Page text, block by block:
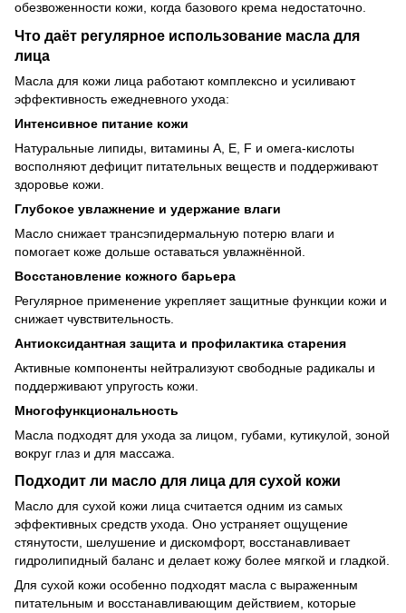
обезвоженности кожи, когда базового крема недостаточно.
Что даёт регулярное использование масла для
лица
Масла для кожи лица работают комплексно и усиливают
эффективность ежедневного ухода:
Интенсивное питание кожи
Натуральные липиды, витамины A, E, F и омега-кислоты
восполняют дефицит питательных веществ и поддерживают
здоровье кожи.
Глубокое увлажнение и удержание влаги
Масло снижает трансэпидермальную потерю влаги и
помогает коже дольше оставаться увлажнённой.
Восстановление кожного барьера
Регулярное применение укрепляет защитные функции кожи и
снижает чувствительность.
Антиоксидантная защита и профилактика старения
Активные компоненты нейтрализуют свободные радикалы и
поддерживают упругость кожи.
Многофункциональность
Масла подходят для ухода за лицом, губами, кутикулой, зоной
вокруг глаз и для массажа.
Подходит ли масло для лица для сухой кожи
Масло для сухой кожи лица считается одним из самых
эффективных средств ухода. Оно устраняет ощущение
стянутости, шелушение и дискомфорт, восстанавливает
гидролипидный баланс и делает кожу более мягкой и гладкой.
Для сухой кожи особенно подходят масла с выраженным
питательным и восстанавливающим действием, которые